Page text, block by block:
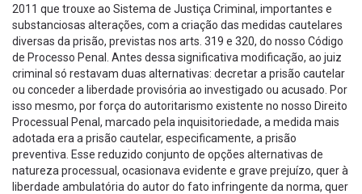
2011 que trouxe ao Sistema de Justiça Criminal, importantes e
substanciosas alterações, com a criação das medidas cautelares
diversas da prisão, previstas nos arts. 319 e 320, do nosso Código
de Processo Penal. Antes dessa significativa modificação, ao juiz
criminal só restavam duas alternativas: decretar a prisão cautelar
ou conceder a liberdade provisória ao investigado ou acusado. Por
isso mesmo, por força do autoritarismo existente no nosso Direito
Processual Penal, marcado pela inquisitoriedade, a medida mais
adotada era a prisão cautelar, especificamente, a prisão
preventiva. Esse reduzido conjunto de opções alternativas de
natureza processual, ocasionava evidente e grave prejuízo, quer à
liberdade ambulatória do autor do fato infringente da norma, quer